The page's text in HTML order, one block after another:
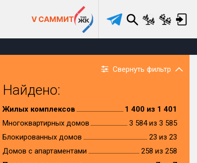
V САММИТ
Свернуть фильтр
Найдено:
Жилых комплексов
1 400 из 1 401
Многоквартирных домов
3 584 из 3 585
Блокированных домов
23 из 23
Домов с апартаментами
258 из 258